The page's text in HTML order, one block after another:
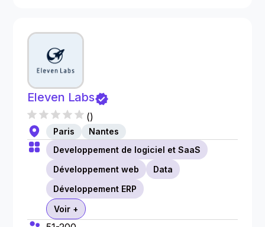
Eleven Labs
()
Paris
Nantes
Developpement de logiciel et SaaS
Développement web
Data
Développement ERP
Voir +